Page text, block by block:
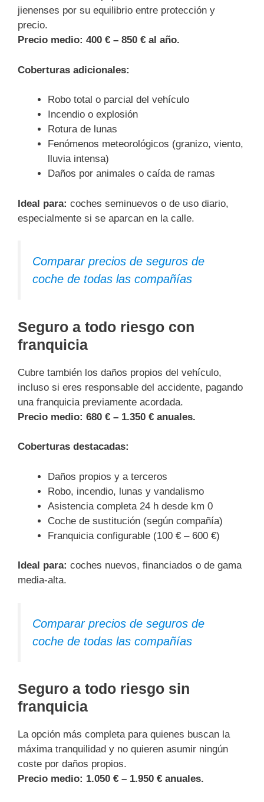
jienenses por su equilibrio entre protección y
precio.
Precio medio: 400 € – 850 € al año.
Coberturas adicionales:
Robo total o parcial del vehículo
Incendio o explosión
Rotura de lunas
Fenómenos meteorológicos (granizo, viento,
lluvia intensa)
Daños por animales o caída de ramas
Ideal para: coches seminuevos o de uso diario,
especialmente si se aparcan en la calle.
Comparar precios de seguros de
coche de todas las compañías
Seguro a todo riesgo con
franquicia
Cubre también los daños propios del vehículo,
incluso si eres responsable del accidente, pagando
una franquicia previamente acordada.
Precio medio: 680 € – 1.350 € anuales.
Coberturas destacadas:
Daños propios y a terceros
Robo, incendio, lunas y vandalismo
Asistencia completa 24 h desde km 0
Coche de sustitución (según compañía)
Franquicia configurable (100 € – 600 €)
Ideal para: coches nuevos, financiados o de gama
media-alta.
Comparar precios de seguros de
coche de todas las compañías
Seguro a todo riesgo sin
franquicia
La opción más completa para quienes buscan la
máxima tranquilidad y no quieren asumir ningún
coste por daños propios.
Precio medio: 1.050 € – 1.950 € anuales.